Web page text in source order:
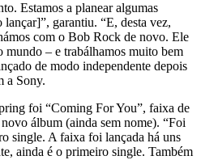
Estamos a planear algumas
garantiu. “E, desta vez,
com o Bob Rock de novo. Ele
– e trabálhamos muito bem
de modo independente depois
a Sony.
foi “Coming For You”, faixa de
álbum (ainda sem nome). “Foi
single. A faixa foi lançada há uns
ainda é o primeiro single. Também